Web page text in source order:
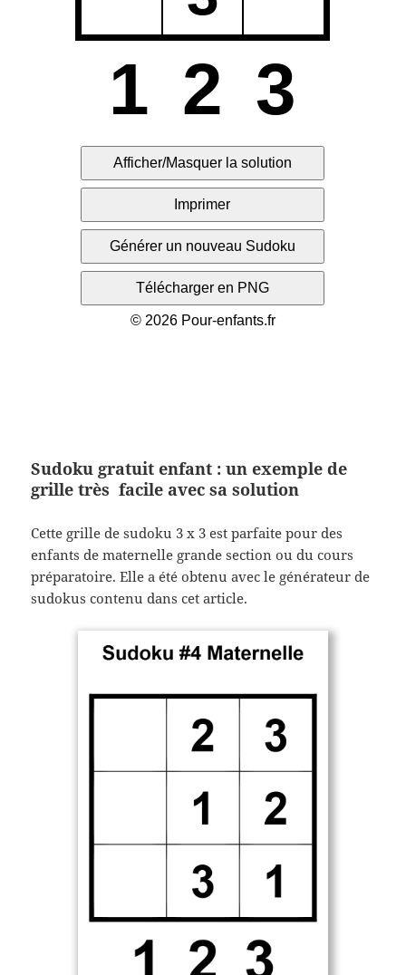
Sudoku gratuit enfant : un exemple de
grille très facile avec sa solution
Cette grille de sudoku 3 x 3 est parfaite pour des
enfants de maternelle grande section ou du cours
préparatoire. Elle a été obtenu avec le générateur de
sudokus contenu dans cet article.